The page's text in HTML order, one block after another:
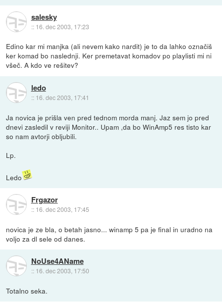
salesky
:: 16. dec 2003, 17:23
Edino kar mi manjka (ali nevem kako nardit) je to da lahko označiš
ker komad bo naslednji. Ker premetavat komadov po playlisti mi ni
všeč. A kdo ve rešitev?
ledo
:: 16. dec 2003, 17:41
Ja novica je prišla ven pred tednom morda manj. Jaz sem jo pred
dnevi zasledil v reviji Monitor.. Upam ,da bo WinAmp5 res tisto kar
so nam avtorji obljubili.
Lp.
Ledo
Frgazor
:: 16. dec 2003, 17:45
novica je ze bla, o betah jasno... winamp 5 pa je final in uradno na
voljo za dl sele od danes.
NoUse4AName
:: 16. dec 2003, 17:50
Totalno seka.